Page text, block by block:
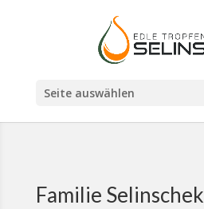
Seite auswählen
Familie Selinschek